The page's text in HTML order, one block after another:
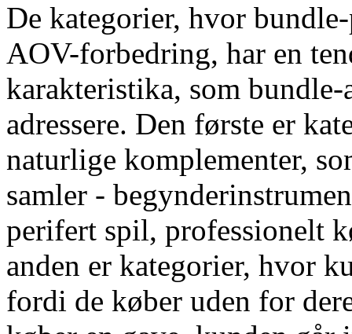
De kategorier, hvor
AOV-forbedring, har en
karakteristika, som
adressere. Den første er
naturlige komplementer,
samler -
perifert spil, professionelt
anden er kategorier, hvor
fordi de køber uden for